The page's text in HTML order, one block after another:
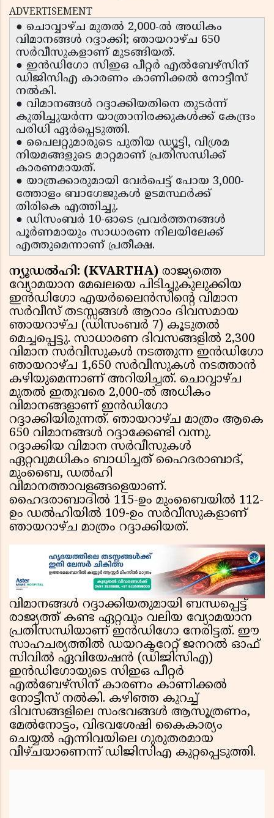
ADVERTISEMENT
● ചൊവ്വാഴ്ച മുതൽ 2,000-ൽ അധികം
വിമാനങ്ങൾ റദ്ദാക്കി; ഞായറാഴ്ച 650
സർവീസുകളാണ് മുടങ്ങിയത്.
● ഇൻഡിഗോ സിഇഒ പീറ്റർ എൽബേഴ്‌സിന്
ഡിജിസിഎ കാരണം കാണിക്കൽ നോട്ടീസ്
നൽകി.
● വിമാനങ്ങൾ റദ്ദാക്കിയതിനെ തുടർന്ന്
കുതിച്ചുയർന്ന യാത്രാനിരക്കുകൾക്ക് കേന്ദ്രം
പരിധി ഏർപ്പെടുത്തി.
● പൈലറ്റുമാരുടെ പുതിയ ഡ്യൂട്ടി, വിശ്രമ
നിയമങ്ങളുടെ മാറ്റമാണ് പ്രതിസന്ധിക്ക്
കാരണമായത്.
● യാത്രക്കാരുമായി വേർപെട്ട് പോയ 3,000-
ത്തോളം ബാഗേജുകൾ ഉടമസ്ഥർക്ക്
തിരികെ എത്തിച്ചു.
● ഡിസംബർ 10-ഓടെ പ്രവർത്തനങ്ങൾ
പൂർണമായും സാധാരണ നിലയിലേക്ക്
എത്തുമെന്നാണ് പ്രതീക്ഷ.
ന്യൂഡൽഹി: (KVARTHA) രാജ്യത്തെ
വ്യോമയാന മേഖലയെ പിടിച്ചുകുലുക്കിയ
ഇൻഡിഗോ എയർലൈൻസിന്റെ വിമാന
സർവീസ് തടസ്സങ്ങൾ ആറാം ദിവസമായ
ഞായറാഴ്ച (ഡിസംബർ 7) കൂടുതൽ
മെച്ചപ്പെട്ടു. സാധാരണ ദിവസങ്ങളിൽ 2,300
വിമാന സർവീസുകൾ നടത്തുന്ന ഇൻഡിഗോ
ഞായറാഴ്ച 1,650 സർവീസുകൾ നടത്താൻ
കഴിയുമെന്നാണ് അറിയിച്ചത്. ചൊവ്വാഴ്ച
മുതൽ ഇതുവരെ 2,000-ൽ അധികം
വിമാനങ്ങളാണ് ഇൻഡിഗോ
റദ്ദാക്കിയിരുന്നത്. ഞായറാഴ്ച മാത്രം ആകെ
650 വിമാനങ്ങൾ റദ്ദാക്കേണ്ടി വന്നു.
റദ്ദാക്കിയ വിമാന സർവീസുകൾ
ഏറ്റവുമധികം ബാധിച്ചത് ഹൈദരാബാദ്,
മുംബൈ, ഡൽഹി
വിമാനത്താവളങ്ങളെയാണ്.
ഹൈദരാബാദിൽ 115-ഉം മുംബൈയിൽ 112-
ഉം ഡൽഹിയിൽ 109-ഉം സർവീസുകളാണ്
ഞായറാഴ്ച മാത്രം റദ്ദാക്കിയത്.
വിമാനങ്ങൾ റദ്ദാക്കിയതുമായി ബന്ധപ്പെട്ട്
രാജ്യത്ത് കണ്ട ഏറ്റവും വലിയ വ്യോമയാന
പ്രതിസന്ധിയാണ് ഇൻഡിഗോ നേരിട്ടത്. ഈ
സാഹചര്യത്തിൽ ഡയറക്ടറേറ്റ് ജനറൽ ഓഫ്
സിവിൽ ഏവിയേഷൻ (ഡിജിസിഎ)
ഇൻഡിഗോയുടെ സിഇഒ പീറ്റർ
എൽബേഴ്‌സിന് കാരണം കാണിക്കൽ
നോട്ടീസ് നൽകി. കഴിഞ്ഞ കുറച്ച്
ദിവസങ്ങളിലെ സംഭവങ്ങൾ ആസൂത്രണം,
മേൽനോട്ടം, വിഭവശേഷി കൈകാര്യം
ചെയ്യൽ എന്നിവയിലെ ഗുരുതരമായ
വീഴ്ചയാണെന്ന് ഡിജിസിഎ കുറ്റപ്പെടുത്തി.